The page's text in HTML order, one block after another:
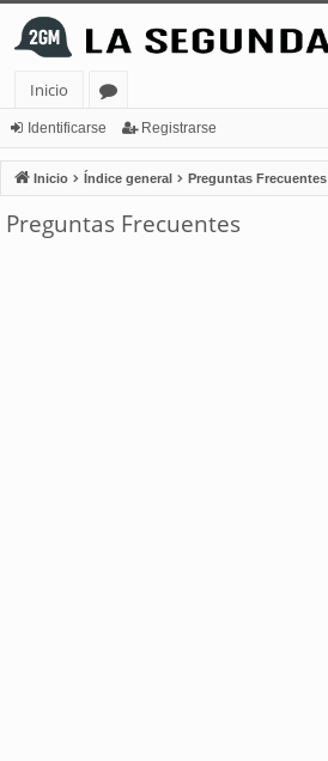
Inicio
or
os
Identificarse Registrarse
Inicio Índice general Preguntas Frecuentes
Preguntas Frecuentes